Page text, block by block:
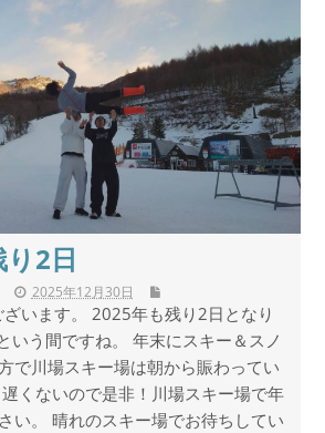
2日
2025年12月30日
います。 2025年も残り2日となり
いう間ですね。 年末にスキー＆スノ
で川場スキー場は朝から賑わってい
くないので是非！川場スキー場で年
い。 晴れのスキー場でお待ちしてい